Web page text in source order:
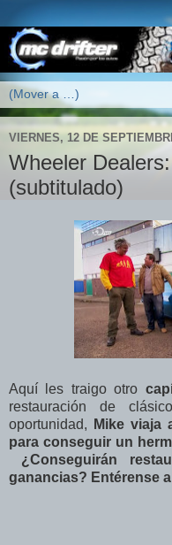
VIERNES, 12 DE
Wheeler
(subtitulado)
Aquí les traigo otro
restauración de
oportunidad,
Mike viaja
para conseguir un
¿Conseguirán
ganancias? Entérense